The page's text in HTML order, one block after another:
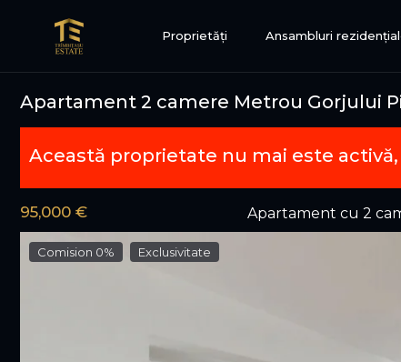
Proprietăți Ansambluri
Apartament 2 camere Metrou Gorjului
Această proprietate nu mai este activă,
95,000 € Apartament cu 2
Comision 0% Exclusivitate